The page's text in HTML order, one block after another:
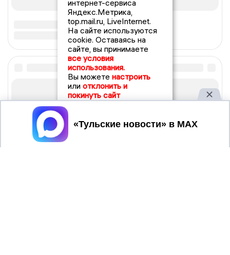
интернет-сервиса
Яндекс.Метрика,
top.mail.ru, LiveInternet.
На сайте используются
cookie. Оставаясь на
сайте, вы принимаете
все условия
использования.
Вы можете настроить
или отклонить и
покинуть сайт
Принять